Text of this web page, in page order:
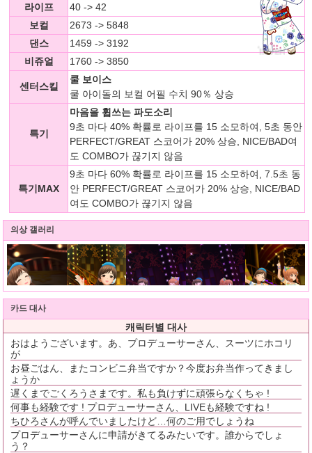
라이프
40 -> 42
보컬
2673 -> 5848
댄스
1459 -> 3192
비쥬얼
1760 -> 3850
센터스킬
쿨 보이스
쿨 아이돌의 보컬 어필 수치 90％ 상승
특기
마음을 휩쓰는 파도소리
9초 마다 40% 확률로 라이프를 15 소모하여, 5초 동안
PERFECT/GREAT 스코어가 20% 상승, NICE/BAD여
도 COMBO가 끊기지 않음
특기MAX
9초 마다 60% 확률로 라이프를 15 소모하여, 7.5초 동
안 PERFECT/GREAT 스코어가 20% 상승, NICE/BAD
여도 COMBO가 끊기지 않음
의상 갤러리
카드 대사
캐릭터별 대사
おはようございます。あ、プロデューサーさん、スーツにホコリ
が
お昼ごはん、またコンビニ弁当ですか？今度お弁当作ってきまし
ょうか
遅くまでごくろうさまです。私も負けずに頑張らなくちゃ !
何事も経験です ! プロデューサーさん、LIVEも経験ですね !
ちひろさんが呼んでいましたけど…何のご用でしょうね
プロデューサーさんに申請がきてるみたいです。誰からでしょ
う？